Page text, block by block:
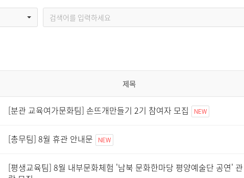
제목
[분관 교육여가문화팀] 손뜨개만들기 2기 참여자 모집 NEW
[총무팀] 8월 휴관 안내문 NEW
[평생교육팀] 8월 내부문화체험 '남북 문화한마당 평양예술단 공연' 관